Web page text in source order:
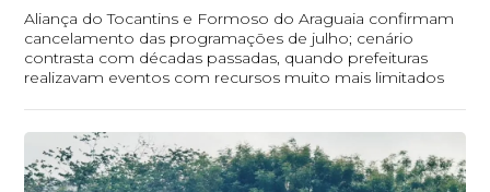
Aliança do Tocantins e Formoso do Araguaia confirmam
cancelamento das programações de julho; cenário
contrasta com décadas passadas, quando prefeituras
realizavam eventos com recursos muito mais limitados